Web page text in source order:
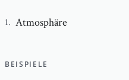
1. Atmosphäre
BEISPIELE